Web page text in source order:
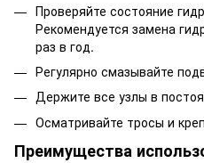
Проверяйте состояние
Рекомендуется замена
раз в год.
Регулярно смазывайте
Держите все узлы в
Осматривайте тросы и
Преимущества